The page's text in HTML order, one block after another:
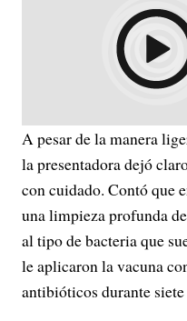
A pesar de la manera
la presentadora dejó
con cuidado. Contó que
una limpieza profunda
al tipo de bacteria que
le aplicaron la vacuna
antibióticos durante siete